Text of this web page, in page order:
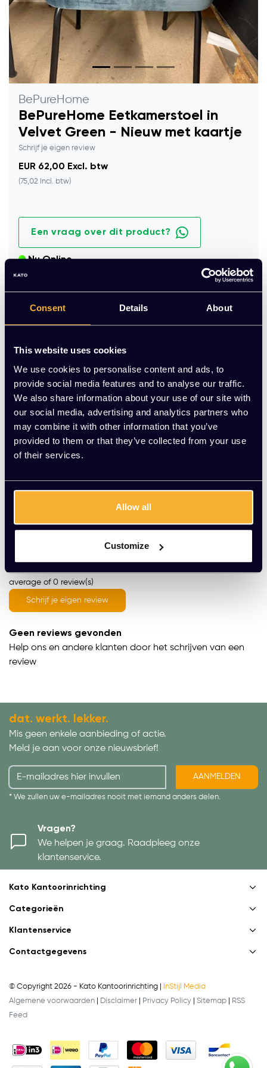
Consent Details About
This website uses cookies
We use cookies to personalise content and ads, to
provide social media features and to analyse our traffic.
We also share information about your use of our site with
our social media, advertising and analytics partners who
may combine it with other information that you’ve
provided to them or that they’ve collected from your use
of their services.
Allow all
Customize
BePureHome
BePureHome Eetkamerstoel in
Velvet Green - Nieuw met kaartje
Schrijf je eigen review
EUR 62,00 Excl. btw
(75,02 Incl. btw)
Een vraag over dit product?
Nu Online
Aantal - +
Toevoegen aan winkelwagen
Vraag jouw persoonlijke aanbieding aan
Gratis montage
Meer dan 20 jaar ervaring
Wat onze klanten zeggen
average of 0 review(s)
Schrijf je eigen review
Geen reviews gevonden
Help ons en andere klanten door het schrijven van een
review
dat. werkt. lekker.
Mis geen enkele aanbieding of actie.
Meld je aan voor onze nieuwsbrief!
AANMELDEN
* We zullen uw e-mailadres nooit met iemand anders delen.
Vragen?
We helpen je graag. Raadpleeg onze
klantenservice.
Kato Kantoorinrichting
Categorieën
Klantenservice
Contactgegevens
© Copyright 2026 - Kato Kantoorinrichting |
InStijl Media
Algemene voorwaarden
Disclaimer Privacy Policy Sitemap
RSS
Feed